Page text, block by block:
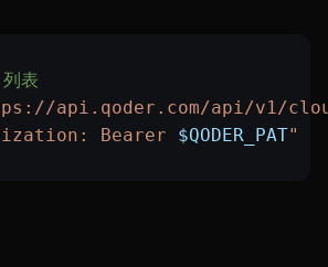
表
api.qoder.com/api/v1/
Bearer $QODER_PAT"